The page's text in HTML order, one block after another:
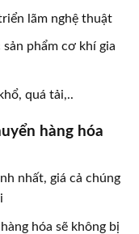
lãm nghệ thuật
phẩm cơ khí gia
quá tải,..
hàng hóa
nhất, giá cả chúng
hóa sẽ không bị